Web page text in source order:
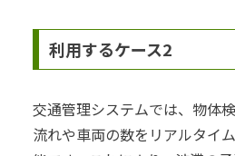
利用するケース2
交通管理システムでは、物体
流れや車両の数をリアルタイ